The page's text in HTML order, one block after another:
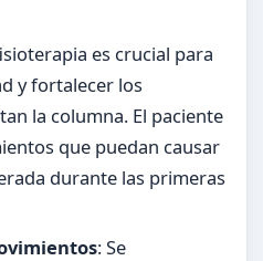
es crucial para
y fortalecer los
la columna. El paciente
que puedan causar
durante las primeras
: Se